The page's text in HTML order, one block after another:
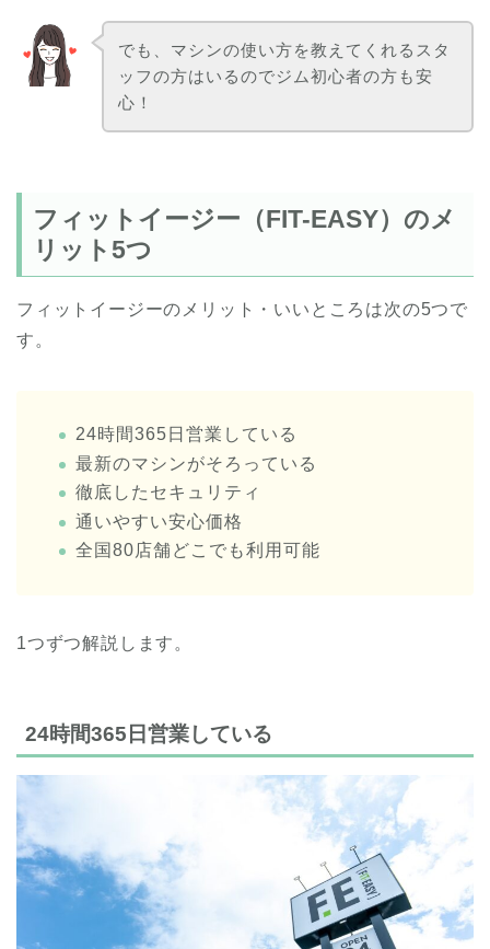
でも、マシンの使い方を教えてくれるスタ
ッフの方はいるのでジム初心者の方も安
心！
フィットイージー（FIT-EASY）のメ
リット5つ
フィットイージーのメリット・いいところは次の5つで
す。
24時間365日営業している
最新のマシンがそろっている
徹底したセキュリティ
通いやすい安心価格
全国80店舗どこでも利用可能
1つずつ解説します。
24時間365日営業している